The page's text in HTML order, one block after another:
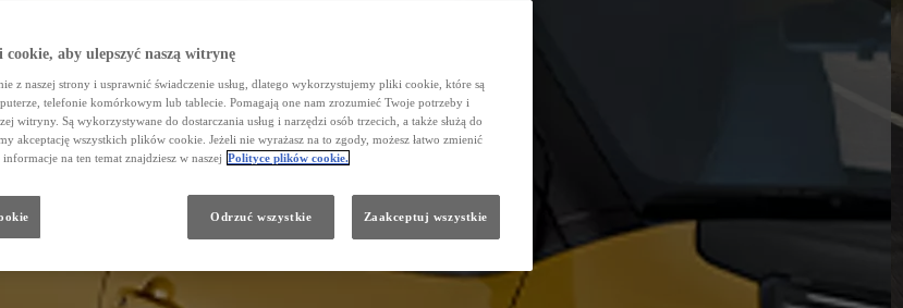
aby ulepszyć naszą witrynę
z naszej strony i usprawnić świadczenie usług, dlatego wykorzystujemy pliki cookie, które są
telefonie komórkowym lub tablecie. Pomagają one nam zrozumieć Twoje potrzeby i
witryny. Są wykorzystywane do dostarczania usług i narzędzi osób trzecich, a także służą do
akceptację wszystkich plików cookie. Jeżeli nie wyrażasz na to zgody, możesz łatwo zmienić
na ten temat znajdziesz w naszej Polityce plików cookie.
Odrzuć wszystkie Zaakceptuj wszystkie